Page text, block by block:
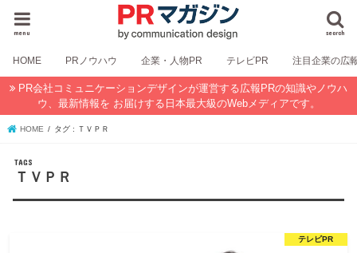
search
menu
HOME PRノウハウ 企業・人物PR テレビPR 注目企業の広
PR会社コミュニケーションデザインが運営する広報PRの知識やノウハ
ウ、最新情報を お届けする日本最大級のWebメディアです。
HOME タグ : ＴＶＰＲ
ＴＶＰＲ
テレビPR